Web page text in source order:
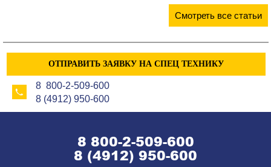
Смотреть все статьи
ОТПРАВИТЬ ЗАЯВКУ НА СПЕЦ ТЕХНИКУ
8 800-2-509-600
8 (4912) 950-600
8 800-2-509-600
8 (4912) 950-600